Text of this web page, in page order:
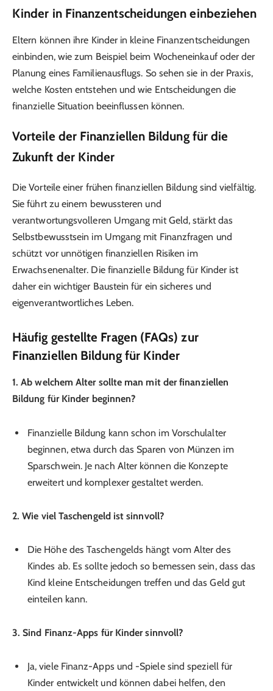
Kinder in Finanzentscheidungen einbeziehen
Eltern können ihre Kinder in kleine Finanzentscheidungen
einbinden, wie zum Beispiel beim Wocheneinkauf oder der
Planung eines Familienausflugs. So sehen sie in der Praxis,
welche Kosten entstehen und wie Entscheidungen die
finanzielle Situation beeinflussen können.
Vorteile der Finanziellen Bildung für die
Zukunft der Kinder
Die Vorteile einer frühen finanziellen Bildung sind vielfältig.
Sie führt zu einem bewussteren und
verantwortungsvolleren Umgang mit Geld, stärkt das
Selbstbewusstsein im Umgang mit Finanzfragen und
schützt vor unnötigen finanziellen Risiken im
Erwachsenenalter. Die finanzielle Bildung für Kinder ist
daher ein wichtiger Baustein für ein sicheres und
eigenverantwortliches Leben.
Häufig gestellte Fragen (FAQs) zur
Finanziellen Bildung für Kinder
1. Ab welchem Alter sollte man mit der finanziellen
Bildung für Kinder beginnen?
Finanzielle Bildung kann schon im Vorschulalter
beginnen, etwa durch das Sparen von Münzen im
Sparschwein. Je nach Alter können die Konzepte
erweitert und komplexer gestaltet werden.
2. Wie viel Taschengeld ist sinnvoll?
Die Höhe des Taschengelds hängt vom Alter des
Kindes ab. Es sollte jedoch so bemessen sein, dass das
Kind kleine Entscheidungen treffen und das Geld gut
einteilen kann.
3. Sind Finanz-Apps für Kinder sinnvoll?
Ja, viele Finanz-Apps und -Spiele sind speziell für
Kinder entwickelt und können dabei helfen, den